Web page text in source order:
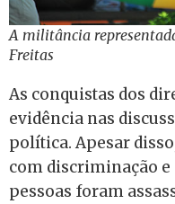
A militância
Freitas
As conquistas dos
evidência nas
política. Apesar
com discriminação e
pessoas foram